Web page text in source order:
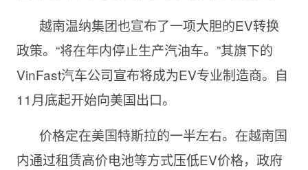
越南温纳集团也宣布了一项大胆的EV转换
政策。“将在年内停止生产汽油车。”其旗下的
VinFast汽车公司宣布将成为EV专业制造商。自
11月底起开始向美国出口。
价格定在美国特斯拉的一半左右。在越南国
内通过租赁高价电池等方式压低EV价格，政府